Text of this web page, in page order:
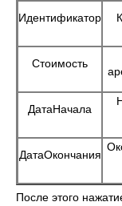
Идентификатор
Стоимость
ДатаНачала
ДатаОкончания
После этого